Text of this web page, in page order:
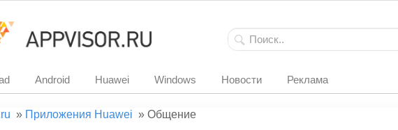
Android Huawei Windows Новости Реклама
» Приложения Huawei » Общение